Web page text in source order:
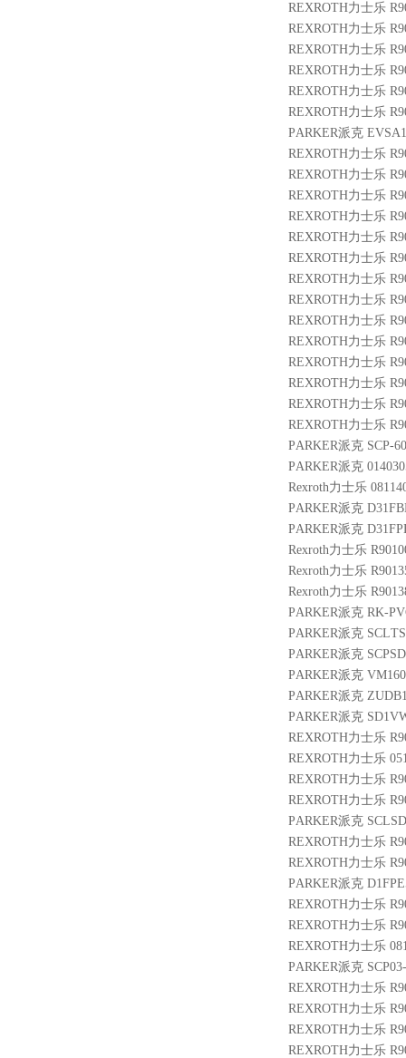
REXROTH力士乐
REXROTH力士乐
REXROTH力士乐
REXROTH力士乐
REXROTH力士乐
REXROTH力士乐
PARKER派克
REXROTH力士乐
REXROTH力士乐
REXROTH力士乐
REXROTH力士乐
REXROTH力士乐
REXROTH力士乐
REXROTH力士乐
REXROTH力士乐
REXROTH力士乐
REXROTH力士乐
REXROTH力士乐
REXROTH力士乐
REXROTH力士乐
REXROTH力士乐
PARKER派克 SCP-
PARKER派克
Rexroth力士乐
PARKER派克
PARKER派克
Rexroth力士乐
Rexroth力士乐
Rexroth力士乐
PARKER派克 RK-
PARKER派克
PARKER派克
PARKER派克
PARKER派克
PARKER派克
REXROTH力士乐
REXROTH力士乐
REXROTH力士乐
REXROTH力士乐
PARKER派克
REXROTH力士乐
REXROTH力士乐
PARKER派克
REXROTH力士乐
REXROTH力士乐
REXROTH力士乐
PARKER派克
REXROTH力士乐
REXROTH力士乐
REXROTH力士乐
REXROTH力士乐